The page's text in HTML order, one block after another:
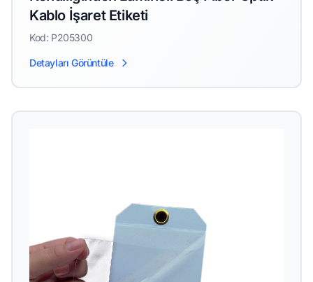
Kablo İşaret Etiketi
Kod: P205300
Detayları Görüntüle